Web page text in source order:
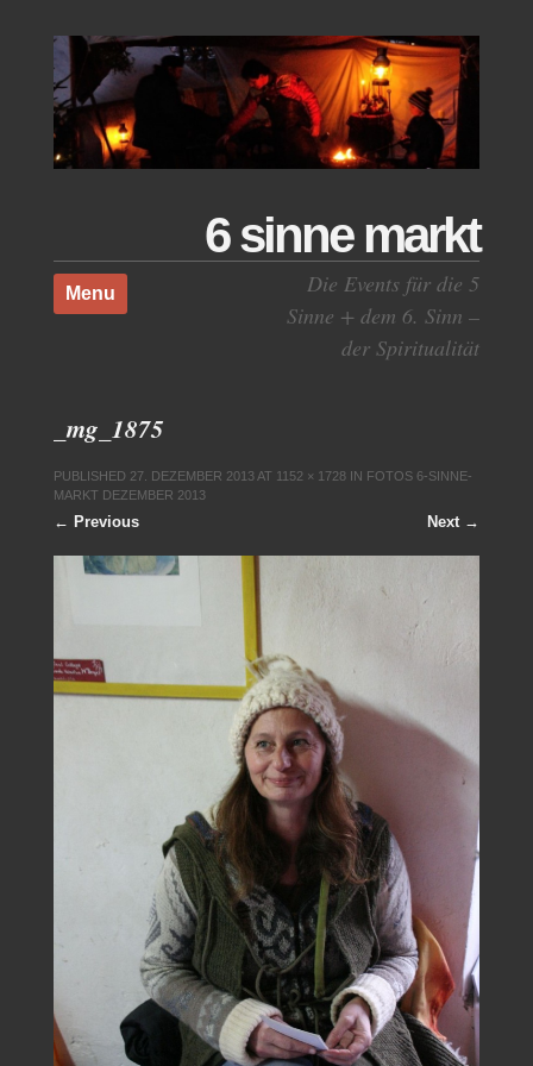
6 sinne markt
Die Events für die 5
Sinne + dem 6. Sinn –
der Spiritualität
Menu
Skip to content
_mg_1875
PUBLISHED 27. DEZEMBER 2013AT 1152 × 1728IN FOTOS 6-SINNE-
MARKT DEZEMBER 2013
← Previous Next →